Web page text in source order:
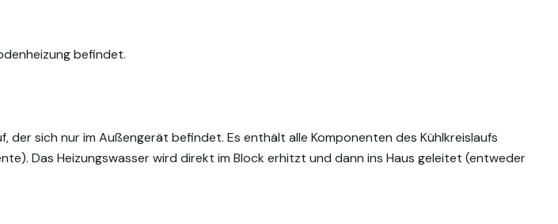
befindet.
sich nur im Außengerät befindet. Es enthält alle Komponenten des Kühlkreislaufs
Das Heizungswasser wird direkt im Block erhitzt und dann ins Haus geleitet (entweder